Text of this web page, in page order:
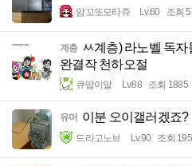
암꼬또모타쥬 Lv.60 조회
계층 ㅆ계층) 라노벨 독
완결작 천하오절
큐땁이알 Lv.88 조회 1885
유머 이분 오이갤러겠죠?
드라고노브 Lv.90 조회